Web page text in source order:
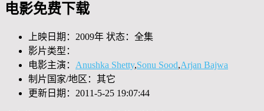
电影免费下载
上映日期：2009年 状态：全集
影片类型：
电影主演： Anushka Shetty,Sonu Sood,Arjan Bajwa
制片国家/地区：其它
更新日期：2011-5-25 19:07:44